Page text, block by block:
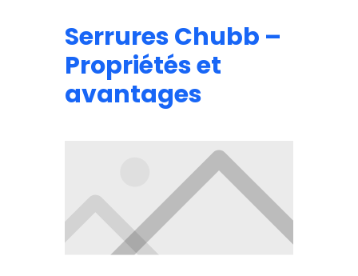
Serrures Chubb –
Propriétés et
avantages